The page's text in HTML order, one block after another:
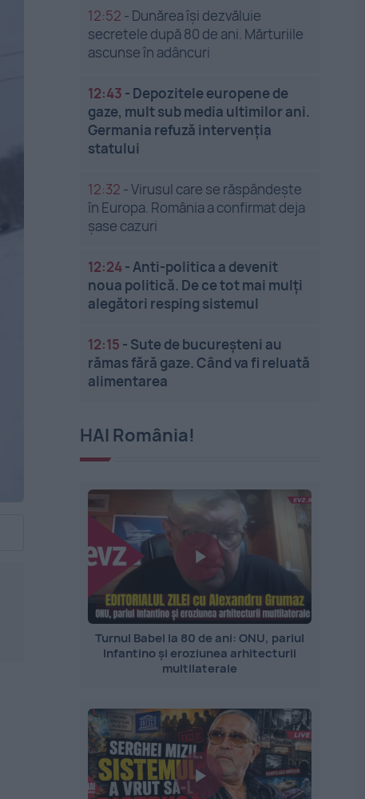
12:52 - Dunărea își dezvăluie
secretele după 80 de ani. Mărturiile
ascunse în adâncuri
12:43 - Depozitele europene de
gaze, mult sub media ultimilor ani.
Germania refuză intervenția
statului
12:32 -Virusul care se răspândește
în Europa. România a confirmat deja
șase cazuri
12:24-Anti-politica a devenit
noua politică. De ce tot mai mulți
alegători resping sistemul
12:15 - Sute de bucureșteni au
rămas fără gaze. Când va fi reluată
alimentarea
HAI România!
Turnul Babel la 80 de ani: ONU, pariul
Infantino și eroziunea arhitecturii
multilaterale